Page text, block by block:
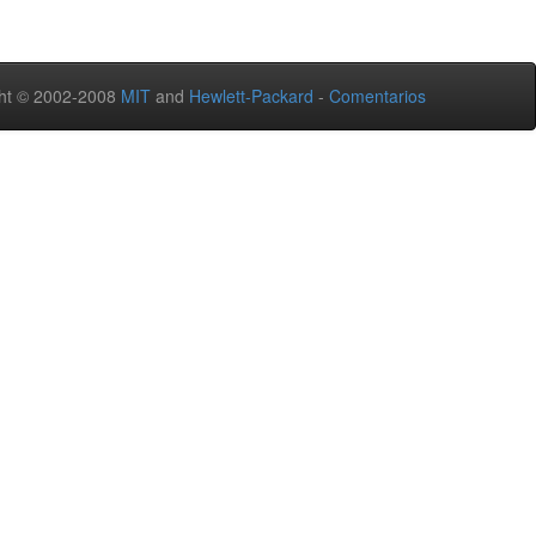
© 2002-2008 MIT and Hewlett-Packard - Comentarios